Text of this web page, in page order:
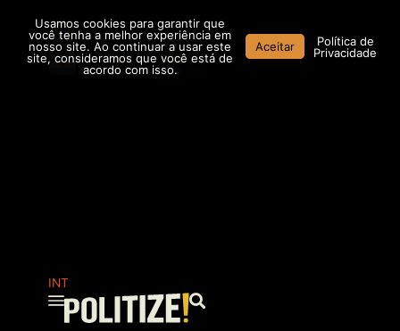
conteúdo
AR MX
INT
Usamos cookies para garantir que
você tenha a melhor experiência em
nosso site. Ao continuar a usar este
site, consideramos que você está de
acordo com isso.
Aceitar
Política de
Privacidade